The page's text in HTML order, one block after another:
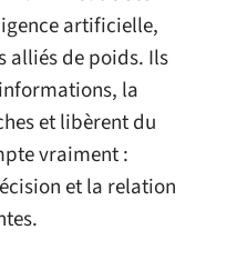
artificielle,
alliés de poids. Ils
la
et libèrent du
vraiment :
et la relation